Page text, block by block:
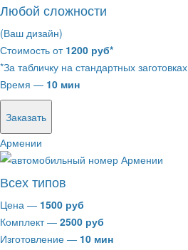
Любой сложности
(Ваш дизайн)
Стоимость от 1200 руб*
*За табличку на стандартных заготовках
Время — 10 мин
Заказать
Армении
Всех типов
Цена — 1500 руб
Комплект — 2500 руб
Изготовление — 10 мин